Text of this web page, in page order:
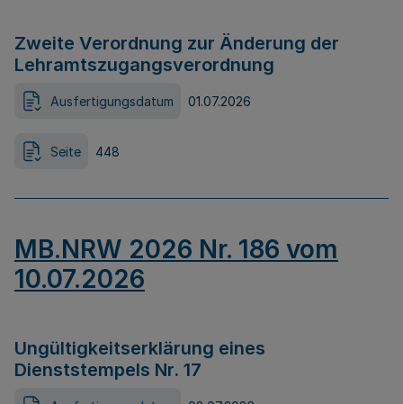
Zweite Verordnung zur Änderung der
Lehramtszugangsverordnung
Ausfertigungsdatum 01.07.2026
Seite 448
MB.NRW 2026 Nr. 186 vom
10.07.2026
Ungültigkeitserklärung eines
Dienststempels Nr. 17